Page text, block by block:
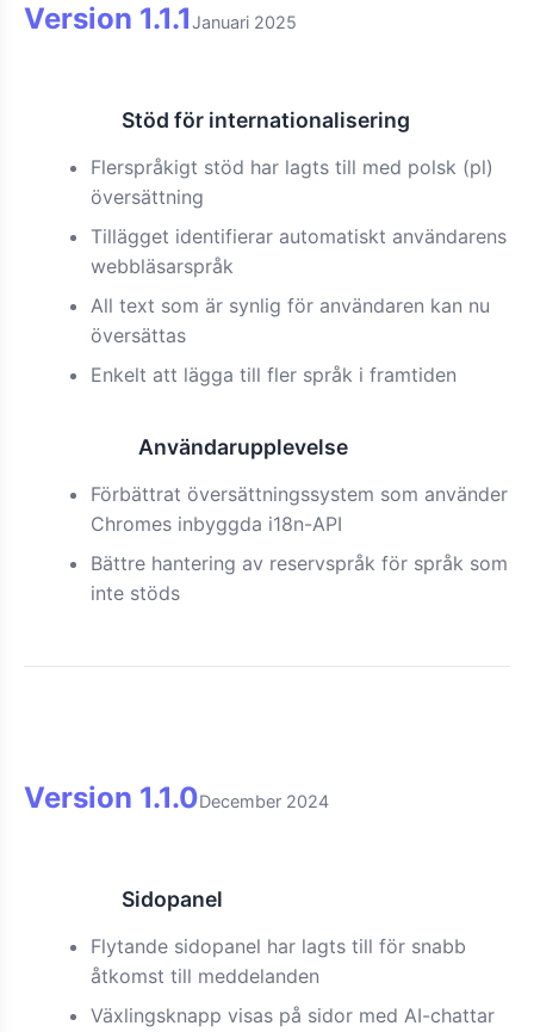
Version 1.1.1Januari 2025
Stöd för internationalisering
Flerspråkigt stöd har lagts till med polsk (pl)
översättning
Tillägget identifierar automatiskt användarens
webbläsarspråk
All text som är synlig för användaren kan nu
översättas
Enkelt att lägga till fler språk i framtiden
Användarupplevelse
Förbättrat översättningssystem som använder
Chromes inbyggda i18n-API
Bättre hantering av reservspråk för språk som
inte stöds
Version 1.1.0December 2024
Sidopanel
Flytande sidopanel har lagts till för snabb
åtkomst till meddelanden
Växlingsknapp visas på sidor med AI-chattar